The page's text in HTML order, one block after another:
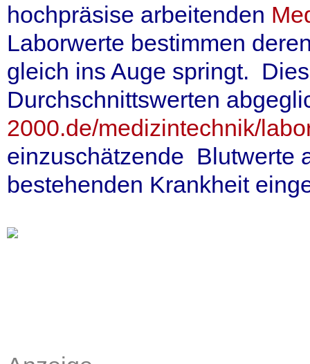
hochpräsise arbeitenden
Laborwerte bestimmen
gleich ins Auge springt.
Durchschnittswerten
2000.de/medizintechnik/
einzuschätzende Blutwerte
bestehenden Krankheit